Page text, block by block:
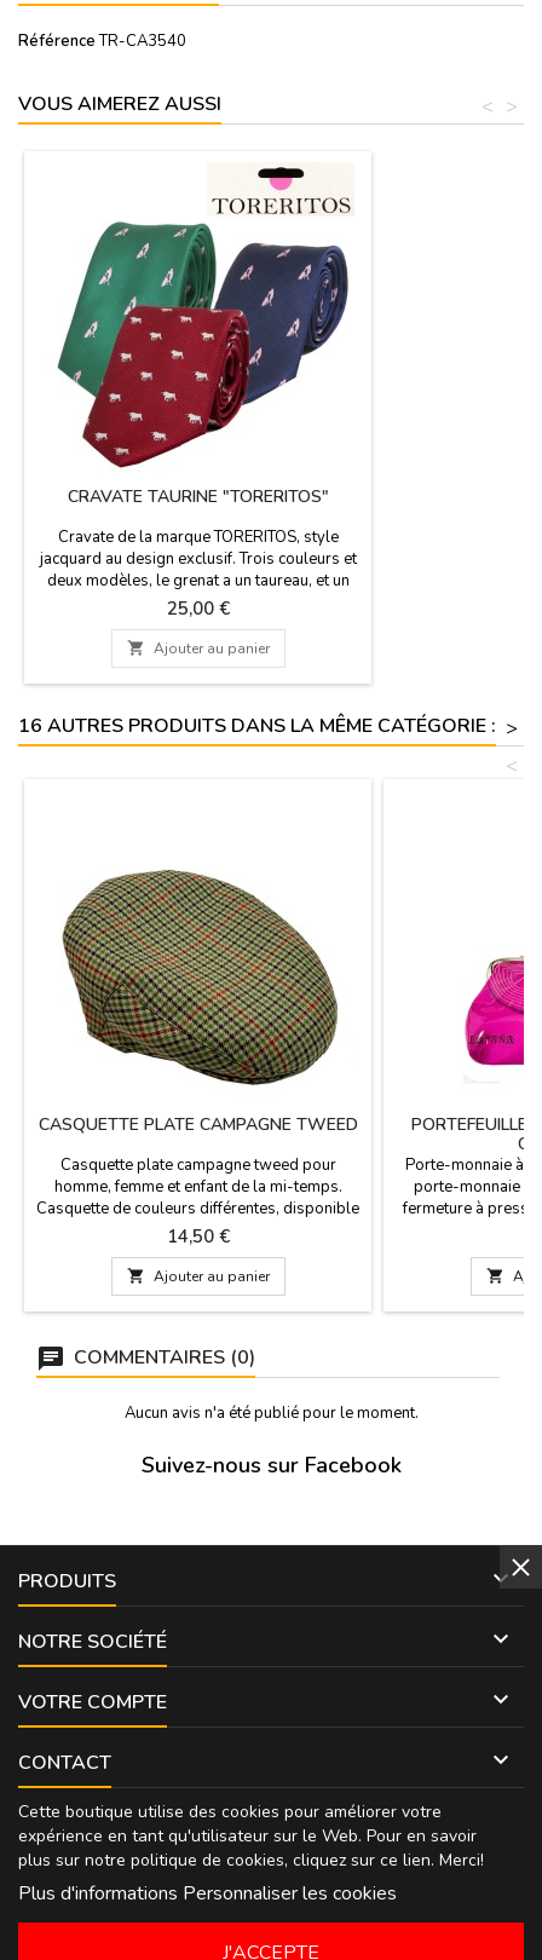
Référence TR-CA3540
VOUS AIMEREZ AUSSI >
<
CRAVATE TAURINE "TORERITOS"
Cravate de la marque TORERITOS, style
jacquard au design exclusif. Trois couleurs et
deux modèles, le grenat a un taureau, et un
torero en vert et bleu. Composition 100%
polyester.
Prix
25,00 €
 Ajouter au panier
16 AUTRES PRODUITS DANS LA MÊME CATÉGORIE : >
<
CASQUETTE PLATE CAMPAGNE TWEED
Casquette plate campagne tweed pour
homme, femme et enfant de la mi-temps.
Casquette de couleurs différentes, disponible
en trois couleurs.Tailles disponibles de 55 à
60 cm. Fabriqué en EspagneComposition:
67% polyester 33% viscose
Prix
14,50 €
 Ajouter au panier
PORTEFEUILLE
Porte-monnaie à
porte-monnaie
fermeture à

COMMENTAIRES (0)
Aucun avis n'a été publié pour le moment.
Suivez-nous sur Facebook
PRODUITS 
NOTRE SOCIÉTÉ 
VOTRE COMPTE 
CONTACT 
Cette boutique utilise des cookies pour améliorer votre
expérience en tant qu'utilisateur sur le Web. Pour en savoir
plus sur notre politique de cookies, cliquez sur ce lien. Merci!
Plus d'informations Personnaliser les cookies
J'ACCEPTE